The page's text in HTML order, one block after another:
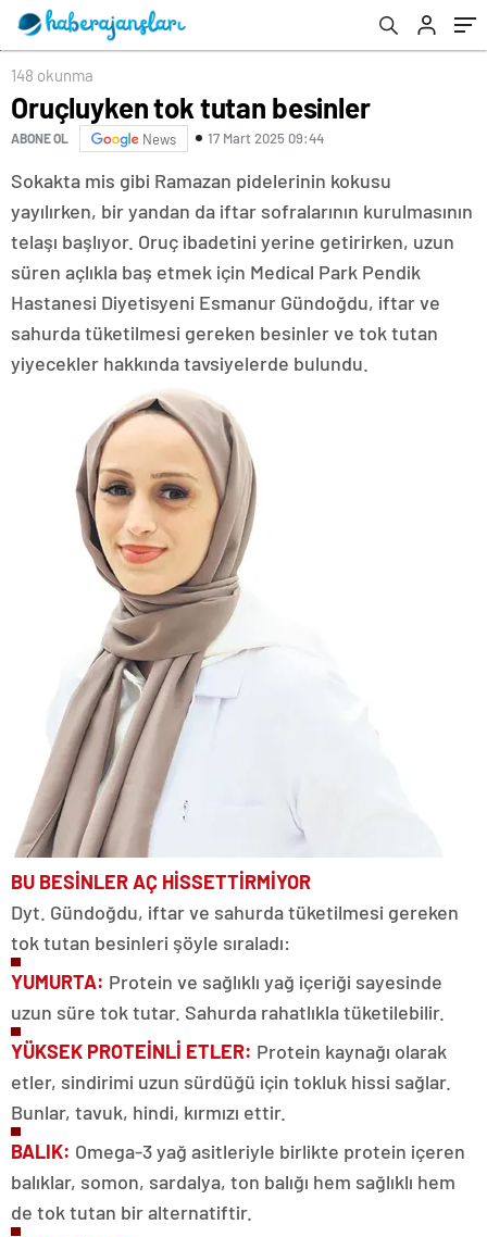
148 okunma
Oruçluyken tok tutan besinler
ABONE OL News 17 Mart 2025 09:44
Sokakta mis gibi Ramazan pidelerinin kokusu
yayılırken, bir yandan da iftar sofralarının kurulmasının
telaşı başlıyor. Oruç ibadetini yerine getirirken, uzun
süren açlıkla baş etmek için Medical Park Pendik
Hastanesi Diyetisyeni Esmanur Gündoğdu, iftar ve
sahurda tüketilmesi gereken besinler ve tok tutan
yiyecekler hakkında tavsiyelerde bulundu.
BU BESİNLER AÇ HİSSETTİRMİYOR
Dyt. Gündoğdu, iftar ve sahurda tüketilmesi gereken
tok tutan besinleri şöyle sıraladı:
YUMURTA: Protein ve sağlıklı yağ içeriği sayesinde
uzun süre tok tutar. Sahurda rahatlıkla tüketilebilir.
YÜKSEK PROTEİNLİ ETLER: Protein kaynağı olarak
etler, sindirimi uzun sürdüğü için tokluk hissi sağlar.
Bunlar, tavuk, hindi, kırmızı ettir.
BALIK: Omega-3 yağ asitleriyle birlikte protein içeren
balıklar, somon, sardalya, ton balığı hem sağlıklı hem
de tok tutan bir alternatiftir.